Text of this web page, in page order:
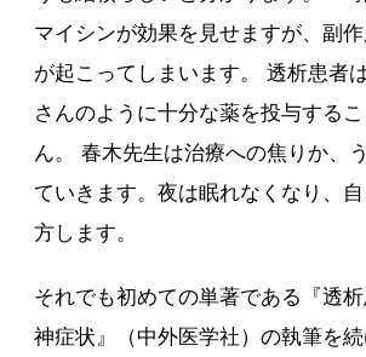
マイシンが効果を見せますが、副
が起こってしまいます。 透析患者
さんのように十分な薬を投与する
ん。 春木先生は治療への焦りか、
ていきます。夜は眠れなくなり、
方します。
それでも初めての単著である『透
神症状』（中外医学社）の執筆を